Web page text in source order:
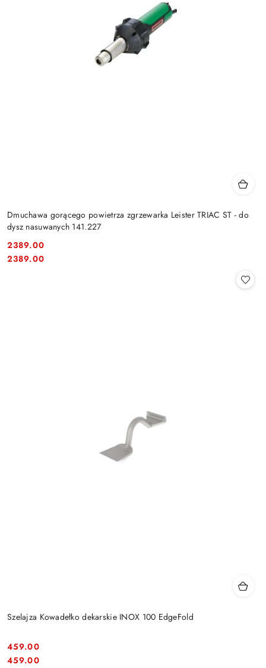
Dmuchawa gorącego powietrza zgrzewarka Leister TRIAC ST - do
dysz nasuwanych 141.227
Cena:
2389.00
Cena:
2389.00
Szelajza Kowadełko dekarskie INOX 100 EdgeFold
Cena:
459.00
Cena:
459.00